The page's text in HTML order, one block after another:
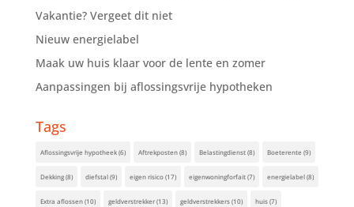
Vakantie? Vergeet dit niet
Nieuw energielabel
Maak uw huis klaar voor de lente en zomer
Aanpassingen bij aflossingsvrije hypotheken
Tags
Aflossingsvrije hypotheek(6) Aftrekposten(8) Belastingdienst(8) Boeterente (9)
Dekking(8) diefstal(9) eigen risico(17) eigenwoningforfait(7) energielabel(8)
Extra aflossen(10) geldverstrekker(13) geldverstrekkers(10) huis(7)